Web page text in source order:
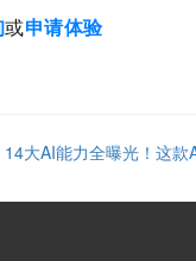
或申请体验
大AI能力全曝光！这款